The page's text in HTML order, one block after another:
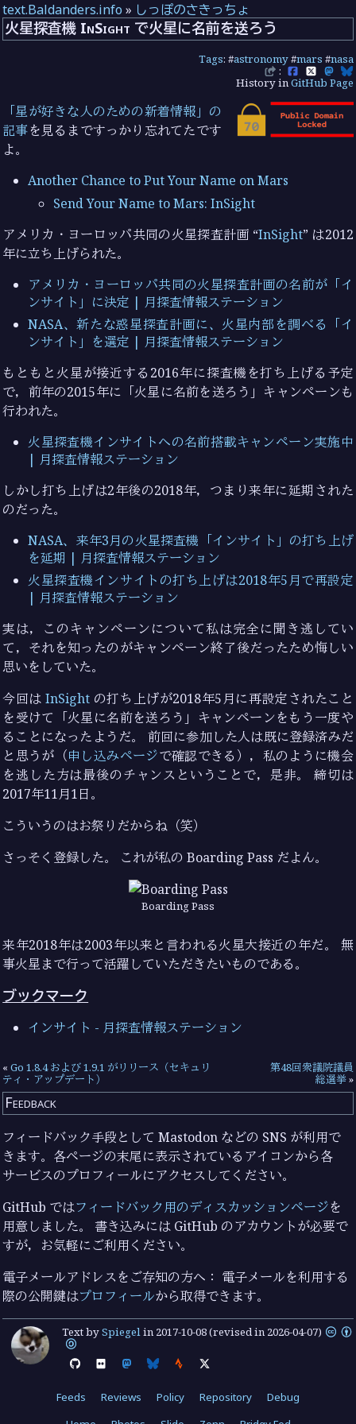
text.Baldanders.info » しっぽのさきっちょ
火星探査機 InSight で火星に名前を送ろう
Tags: #astronomy#mars #nasa
:
History inGitHub Page
「星が好きな人のための新着情報」の
記事を見るまですっかり忘れてたです
よ。
Another Chance to Put Your Name on Mars
Send Your Name to Mars: InSight
アメリカ・ヨーロッパ共同の火星探査計画 “InSight” は2012
年に立ち上げられた。
アメリカ・ヨーロッパ共同の火星探査計画の名前が「イ
ンサイト」に決定 | 月探査情報ステーション
NASA、新たな惑星探査計画に、火星内部を調べる「イ
ンサイト」を選定 | 月探査情報ステーション
もともと火星が接近する2016年に探査機を打ち上げる予定
で，前年の2015年に「火星に名前を送ろう」キャンペーンも
行われた。
火星探査機インサイトへの名前搭載キャンペーン実施中
| 月探査情報ステーション
しかし打ち上げは2年後の2018年，つまり来年に延期された
のだった。
NASA、来年3月の火星探査機「インサイト」の打ち上げ
を延期 | 月探査情報ステーション
火星探査機インサイトの打ち上げは2018年5月で再設定
| 月探査情報ステーション
実は，このキャンペーンについて私は完全に聞き逃してい
て，それを知ったのがキャンペーン終了後だったため悔しい
思いをしていた。
今回はInSight の打ち上げが2018年5月に再設定されたこと
を受けて「火星に名前を送ろう」キャンペーンをもう一度や
ることになったようだ。 前回に参加した人は既に登録済みだ
と思うが（申し込みページで確認できる），私のように機会
を逃した方は最後のチャンスということで，是非。 締切は
2017年11月1日。
こういうのはお祭りだからね（笑）
さっそく登録した。 これが私の Boarding Pass だよん。
Boarding Pass
来年2018年は2003年以来と言われる火星大接近の年だ。 無
事火星まで行って活躍していただきたいものである。
ブックマーク
インサイト - 月探査情報ステーション
«Go 1.8.4 および 1.9.1 がリリース（セキュリ
ティ・アップデート）
第48回衆議院議員
総選挙»
Feedback
フィードバック手段として Mastodon などの SNS が利用で
きます。各ページの末尾に表示されているアイコンから各
サービスのプロフィールにアクセスしてください。
GitHub ではフィードバック用のディスカッションページを
用意しました。 書き込みには GitHub のアカウントが必要で
すが，お気軽にご利用ください。
電子メールアドレスをご存知の方へ： 電子メールを利用する
際の公開鍵はプロフィールから取得できます。
Text bySpiegelin 2017-10-08(revised in 2026-04-07)
Feeds Reviews Policy Repository
Debug